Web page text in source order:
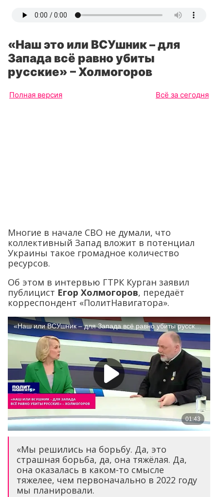
«Наш это или ВСУшник – для
Запада всё равно убиты
русские» – Холмогоров
Полная версия Всё за сегодня
Многие в начале СВО не думали, что
коллективный Запад вложит в потенциал
Украины такое громадное количество
ресурсов.
Об этом в интервью ГТРК Курган заявил
публицист Егор Холмогоров, передаёт
корреспондент «ПолитНавигатора».
«Мы решились на борьбу. Да, это
страшная борьба, да, она тяжёлая. Да,
она оказалась в каком-то смысле
тяжелее, чем первоначально в 2022 году
мы планировали.